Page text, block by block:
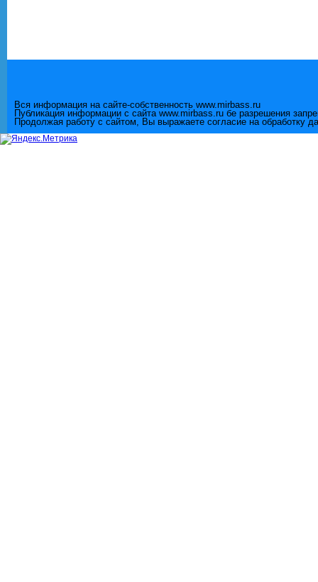
Вся информация на сайте-собственность www.mirbass.ru
Публикация информации с сайта www.mirbass.ru бе разрешения
Продолжая работу с сайтом, Вы выражаете согласие на обработку